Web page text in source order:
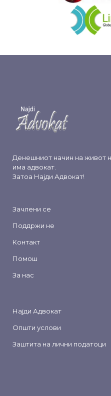
Денешниот начин на живот
има адвокат.
Затоа Најди Адвокат!
Зачлени се
Поддржи не
Контакт
Помош
За нас
Најди Адвокат
Општи услови
Заштита на лични податоци